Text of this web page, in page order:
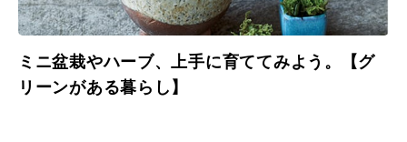
ミニ盆栽やハーブ、上手に育ててみよう。【グ
リーンがある暮らし】